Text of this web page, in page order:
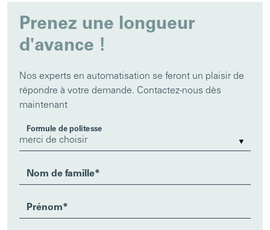
Prenez une longueur
d'avance !
Nos experts en automatisation se feront un plaisir de
répondre à votre demande. Contactez-nous dès
maintenant
Formule de politesse
Nom de famille*
Prénom*